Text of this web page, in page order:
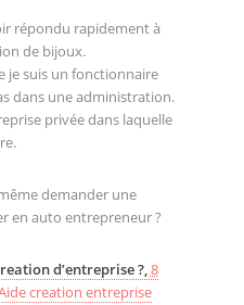
répondu rapidement à
de bijoux.
je suis un fonctionnaire
dans une administration.
privée dans laquelle
demander une
en auto entrepreneur ?
d’entreprise ?,8
creation entreprise